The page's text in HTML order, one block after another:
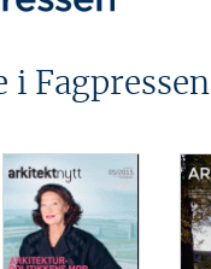
i Fagpressen